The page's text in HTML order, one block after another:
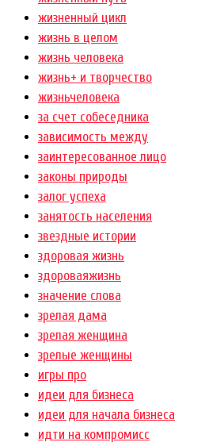
жизненный цикл
жизнь в целом
жизнь человека
жизнь+ и творчество
жизньчеловека
за счет собеседника
зависимость между
заинтересованное лицо
законы природы
залог успеха
занятость населения
звездные истории
здоровая жизнь
здороваяжизнь
значение слова
зрелая дама
зрелая женщина
зрелые женщины
игры про
идеи для бизнеса
идеи для начала бизнеса
идти на компромисс